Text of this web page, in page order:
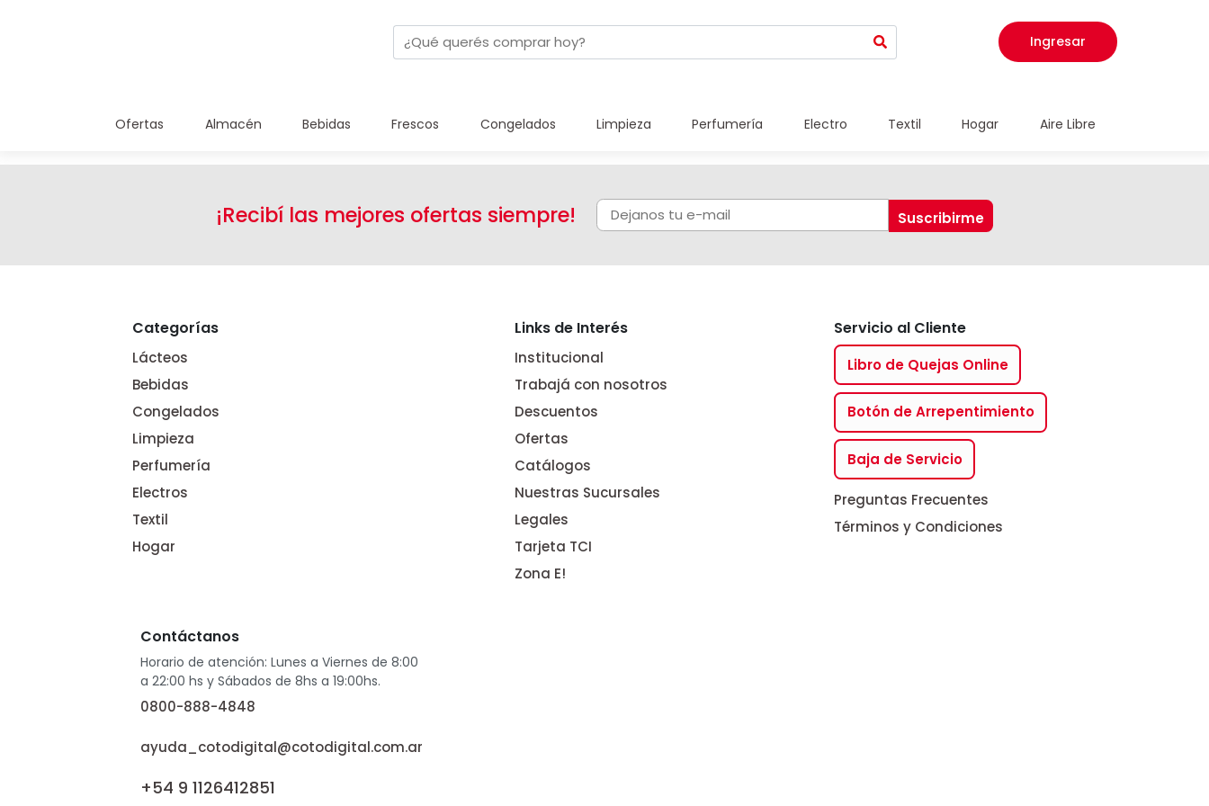
Ingresar
Ofertas Almacén Bebidas Frescos Congelados Limpieza Perfumería Electro Textil Hogar Aire Libre
¡Recibí las mejores ofertas siempre!
Categorías
Lácteos
Bebidas
Congelados
Limpieza
Perfumería
Electros
Textil
Hogar
Links de Interés
Institucional
Trabajá con nosotros
Descuentos
Ofertas
Catálogos
Nuestras Sucursales
Legales
Tarjeta TCI
Zona E!
Servicio al Cliente
Libro de Quejas Online
Botón de Arrepentimiento
Baja de Servicio
Preguntas Frecuentes
Términos y Condiciones
Contáctanos
Horario de atención: Lunes a Viernes de 8:00
a 22:00 hs y Sábados de 8hs a 19:00hs.
0800-888-4848
ayuda_cotodigital@cotodigital.com.ar
+54 9 1126412851